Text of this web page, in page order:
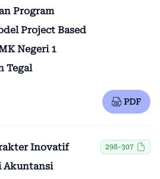
Program
Project Based
Negeri 1
Tegal
PDF
Inovatif
Akuntansi
298-307